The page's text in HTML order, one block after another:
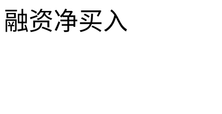
融资净买入